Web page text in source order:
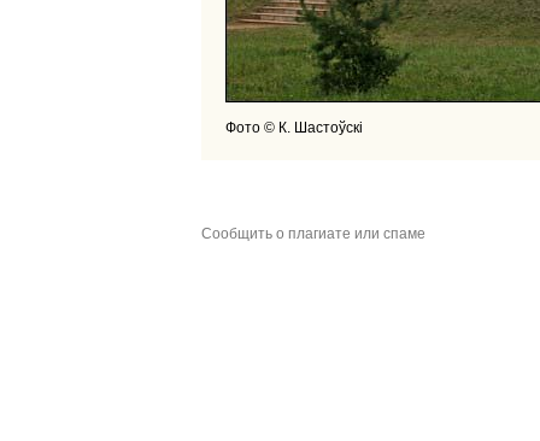
Фото © К. Шастоўскі
Сообщить о плагиате или спаме